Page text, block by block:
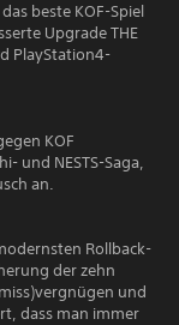
beste KOF-Spiel
Upgrade THE
PlayStation4-
KOF
und NESTS-Saga,
an.
Rollback-
der zehn
und
dass man immer